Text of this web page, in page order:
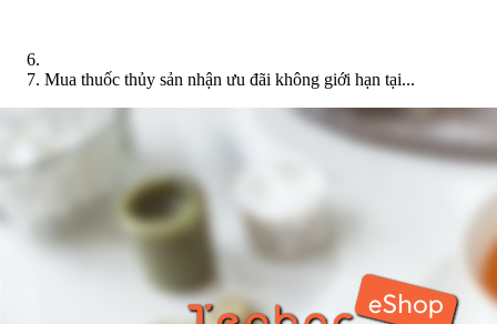
Mua thuốc thủy sản nhận ưu đãi không giới hạn tại...